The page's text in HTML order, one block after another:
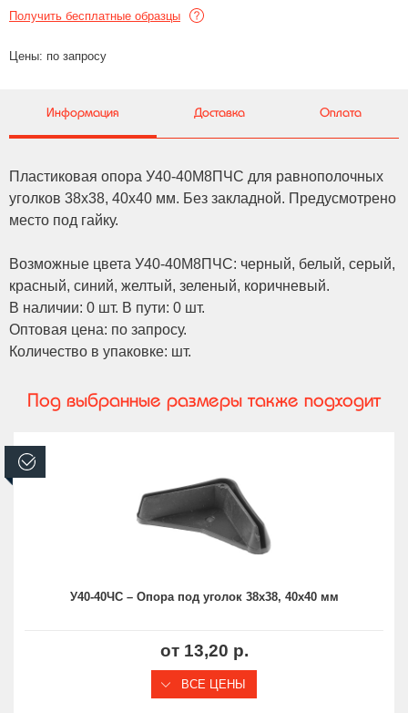
Получить бесплатные образцы
Цены: по запросу
Информация Доставка Оплата
Пластиковая опора У40-40М8ПЧС для равнополочных
уголков 38х38, 40х40 мм. Без закладной. Предусмотрено
место под гайку.
Возможные цвета У40-40М8ПЧС: черный, белый, серый,
красный, синий, желтый, зеленый, коричневый.
В наличии: 0 шт. В пути: 0 шт.
Оптовая цена: по запросу.
Количество в упаковке: шт.
Под выбранные размеры также подходит
У40-40ЧС – Опора под уголок 38х38, 40х40 мм
от 13,20 р.
ВСЕ ЦЕНЫ